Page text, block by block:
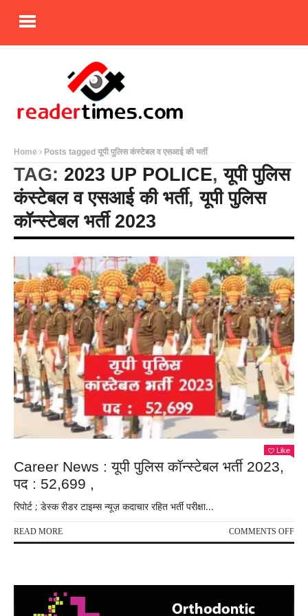
Home Posts tagged यूपी पुलिस कंस्टेबल व एसआई की भर्ती
TAG: 2023 UP POLICE,यूपी पुलिस
कंस्टेबल व एसआई की भर्ती,यूपी पुलिस
कॉन्स्टेबल भर्ती 2023
Like
Career News : यूपी पुलिस कॉन्स्टेबल भर्ती 2023,
पद : 52,699 ,
रिपोर्ट ; डेस्क रीडर टाइम्स न्यूज़ कदाचार रहित भर्ती परीक्षा...
READ MORE COMMENTS OFFON
यूपी